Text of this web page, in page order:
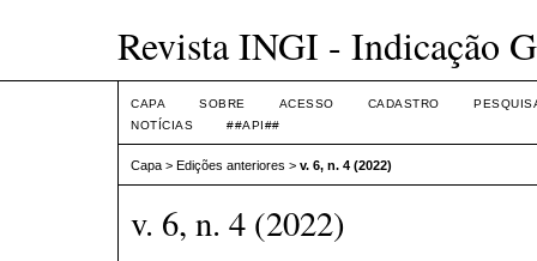
Revista INGI - Indicação
CAPA SOBRE ACESSO CADASTRO
NOTÍCIAS
##API##
Capa > Edições anteriores > v. 6, n. 4 (2022)
v. 6, n. 4 (2022)